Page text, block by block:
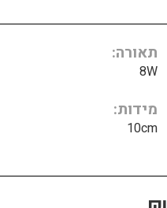
תאורה
8W
מידות
10cm